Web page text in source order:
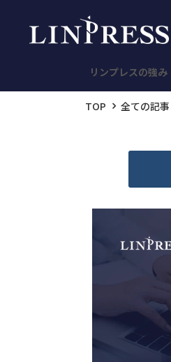
リンプレスの強み
TOP 全ての記事